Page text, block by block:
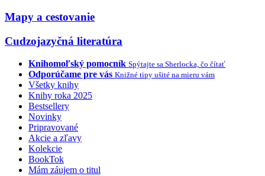
Mapy a cestovanie
Cudzojazyčná literatúra
Knihomoľský pomocník Spýtajte sa Sherlocka, čo čítať
Odporúčame pre vás Knižné tipy ušité na mieru vám
Všetky knihy
Knihy roka 2025
Bestsellery
Novinky
Pripravované
Akcie a zľavy
Kolekcie
BookTok
Mám záujem o titul